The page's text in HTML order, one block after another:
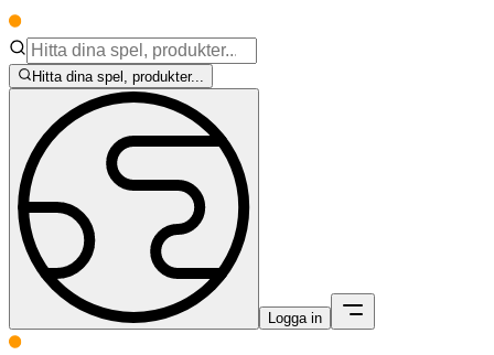
Hitta dina spel, produkter...
Logga in